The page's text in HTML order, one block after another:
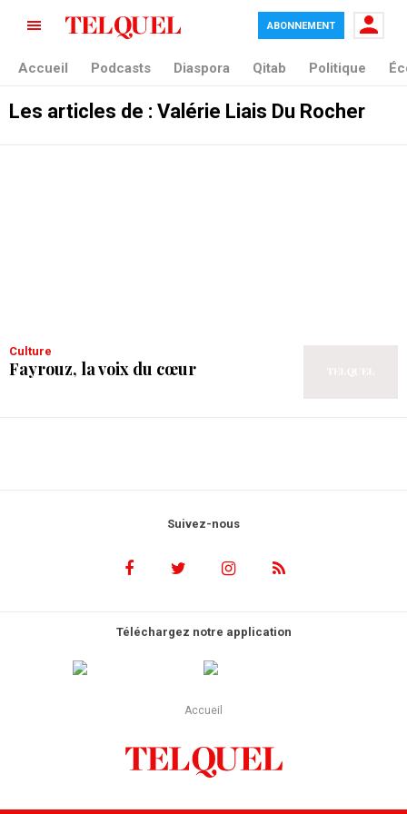
ABONNEMENT
Accueil Podcasts Diaspora Qitab Politique
Les articles de : Valérie Liais Du Rocher
Culture
Fayrouz, la voix du cœur
Suivez-nous
Téléchargez notre application
Accueil